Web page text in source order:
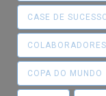
CASE DE
COLABORADORES
COPA DO MUNDO